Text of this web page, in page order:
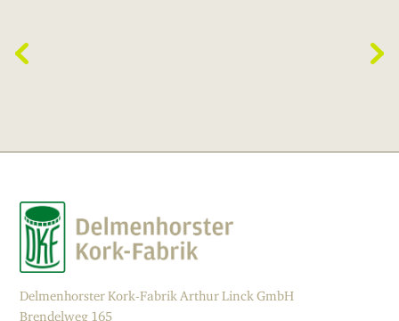
Delmenhorster Kork-Fabrik Arthur Linck GmbH
Brendelweg 165